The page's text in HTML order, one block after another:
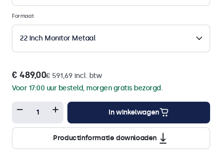
Formaat
22 Inch Monitor Metaal
€ 489,00€ 591,69 incl. btw
Voor 17:00 uur besteld, morgen gratis bezorgd.
In winkelwagen
Productinformatie downloaden